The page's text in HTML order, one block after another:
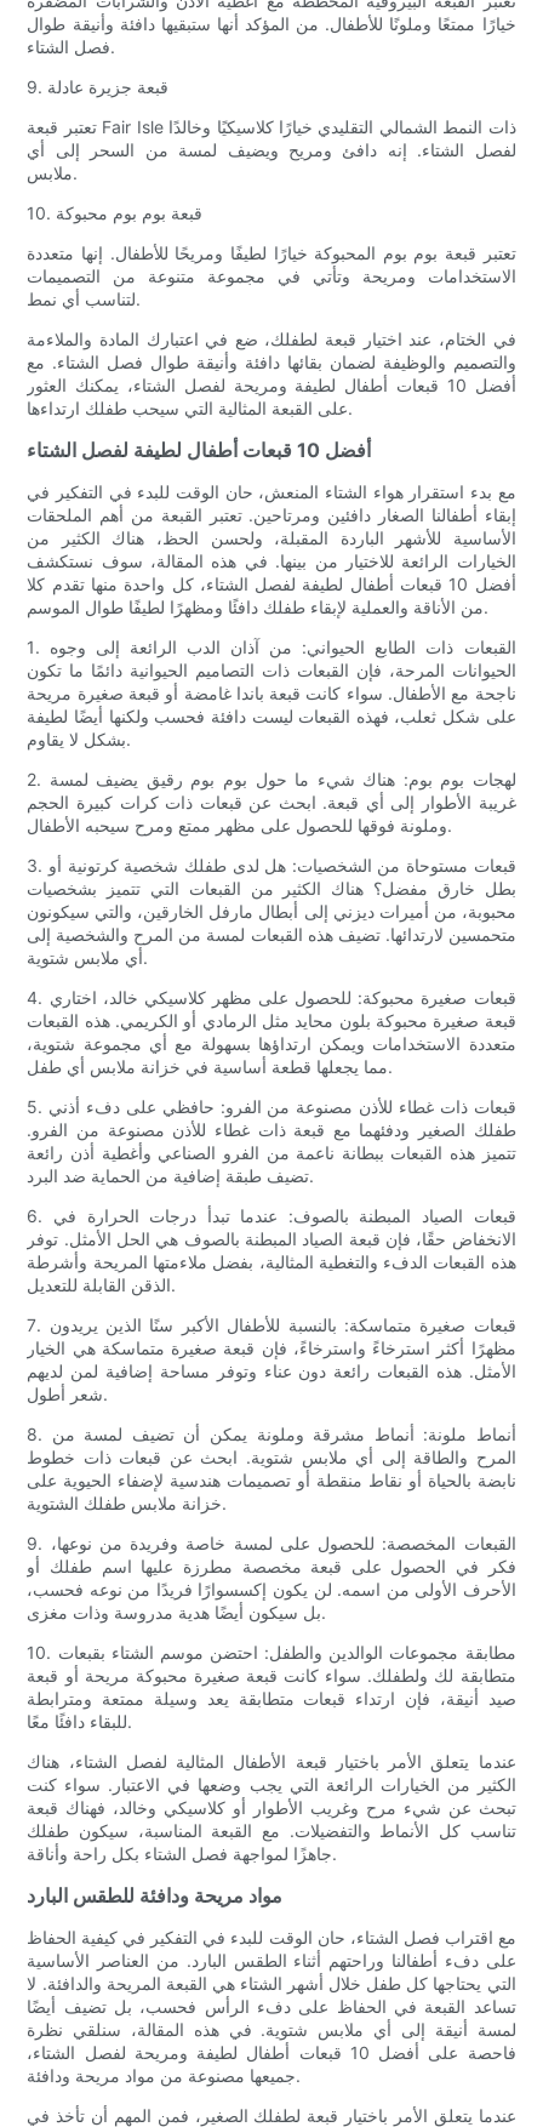
خيارًا ممتعًا وملونًا للأطفال. من المؤكد أنها ستبقيها دافئة وأنيقة طوال
فصل الشتاء.
9. قبعة جزيرة عادلة
تعتبر قبعة Fair Isle ذات النمط الشمالي التقليدي خيارًا كلاسيكيًا وخالدًا
لفصل الشتاء. إنه دافئ ومريح ويضيف لمسة من السحر إلى أي
ملابس.
10. قبعة بوم بوم محبوكة
تعتبر قبعة بوم بوم المحبوكة خيارًا لطيفًا ومريحًا للأطفال. إنها متعددة
الاستخدامات ومريحة وتأتي في مجموعة متنوعة من التصميمات
لتناسب أي نمط.
في الختام، عند اختيار قبعة لطفلك، ضع في اعتبارك المادة والملاءمة
والتصميم والوظيفة لضمان بقائها دافئة وأنيقة طوال فصل الشتاء. مع
أفضل 10 قبعات أطفال لطيفة ومريحة لفصل الشتاء، يمكنك العثور
على القبعة المثالية التي سيحب طفلك ارتداءها.
أفضل 10 قبعات أطفال لطيفة لفصل الشتاء
مع بدء استقرار هواء الشتاء المنعش، حان الوقت للبدء في التفكير في
إبقاء أطفالنا الصغار دافئين ومرتاحين. تعتبر القبعة من أهم الملحقات
الأساسية للأشهر الباردة المقبلة، ولحسن الحظ، هناك الكثير من
الخيارات الرائعة للاختيار من بينها. في هذه المقالة، سوف نستكشف
أفضل 10 قبعات أطفال لطيفة لفصل الشتاء، كل واحدة منها تقدم كلا
من الأناقة والعملية لإبقاء طفلك دافئًا ومظهرًا لطيفًا طوال الموسم.
1. القبعات ذات الطابع الحيواني: من آذان الدب الرائعة إلى وجوه
الحيوانات المرحة، فإن القبعات ذات التصاميم الحيوانية دائمًا ما تكون
ناجحة مع الأطفال. سواء كانت قبعة باندا غامضة أو قبعة صغيرة مريحة
على شكل ثعلب، فهذه القبعات ليست دافئة فحسب ولكنها أيضًا لطيفة
بشكل لا يقاوم.
2. لهجات بوم بوم: هناك شيء ما حول بوم بوم رقيق يضيف لمسة
غريبة الأطوار إلى أي قبعة. ابحث عن قبعات ذات كرات كبيرة الحجم
وملونة فوقها للحصول على مظهر ممتع ومرح سيحبه الأطفال.
3. قبعات مستوحاة من الشخصيات: هل لدى طفلك شخصية كرتونية أو
بطل خارق مفضل؟ هناك الكثير من القبعات التي تتميز بشخصيات
محبوبة، من أميرات ديزني إلى أبطال مارفل الخارقين، والتي سيكونون
متحمسين لارتدائها. تضيف هذه القبعات لمسة من المرح والشخصية إلى
أي ملابس شتوية.
4. قبعات صغيرة محبوكة: للحصول على مظهر كلاسيكي خالد، اختاري
قبعة صغيرة محبوكة بلون محايد مثل الرمادي أو الكريمي. هذه القبعات
متعددة الاستخدامات ويمكن ارتداؤها بسهولة مع أي مجموعة شتوية،
مما يجعلها قطعة أساسية في خزانة ملابس أي طفل.
5. قبعات ذات غطاء للأذن مصنوعة من الفرو: حافظي على دفء أذني
طفلك الصغير ودفئهما مع قبعة ذات غطاء للأذن مصنوعة من الفرو.
تتميز هذه القبعات ببطانة ناعمة من الفرو الصناعي وأغطية أذن رائعة
تضيف طبقة إضافية من الحماية ضد البرد.
6. قبعات الصياد المبطنة بالصوف: عندما تبدأ درجات الحرارة في
الانخفاض حقًا، فإن قبعة الصياد المبطنة بالصوف هي الحل الأمثل. توفر
هذه القبعات الدفء والتغطية المثالية، بفضل ملاءمتها المريحة وأشرطة
الذقن القابلة للتعديل.
7. قبعات صغيرة متماسكة: بالنسبة للأطفال الأكبر سنًا الذين يريدون
مظهرًا أكثر استرخاءً واسترخاءً، فإن قبعة صغيرة متماسكة هي الخيار
الأمثل. هذه القبعات رائعة دون عناء وتوفر مساحة إضافية لمن لديهم
شعر أطول.
8. أنماط ملونة: أنماط مشرقة وملونة يمكن أن تضيف لمسة من
المرح والطاقة إلى أي ملابس شتوية. ابحث عن قبعات ذات خطوط
نابضة بالحياة أو نقاط منقطة أو تصميمات هندسية لإضفاء الحيوية على
خزانة ملابس طفلك الشتوية.
9. القبعات المخصصة: للحصول على لمسة خاصة وفريدة من نوعها،
فكر في الحصول على قبعة مخصصة مطرزة عليها اسم طفلك أو
الأحرف الأولى من اسمه. لن يكون إكسسوارًا فريدًا من نوعه فحسب،
بل سيكون أيضًا هدية مدروسة وذات مغزى.
10. مطابقة مجموعات الوالدين والطفل: احتضن موسم الشتاء بقبعات
متطابقة لك ولطفلك. سواء كانت قبعة صغيرة محبوكة مريحة أو قبعة
صيد أنيقة، فإن ارتداء قبعات متطابقة يعد وسيلة ممتعة ومترابطة
للبقاء دافئًا معًا.
عندما يتعلق الأمر باختيار قبعة الأطفال المثالية لفصل الشتاء، هناك
الكثير من الخيارات الرائعة التي يجب وضعها في الاعتبار. سواء كنت
تبحث عن شيء مرح وغريب الأطوار أو كلاسيكي وخالد، فهناك قبعة
تناسب كل الأنماط والتفضيلات. مع القبعة المناسبة، سيكون طفلك
جاهزًا لمواجهة فصل الشتاء بكل راحة وأناقة.
مواد مريحة ودافئة للطقس البارد
مع اقتراب فصل الشتاء، حان الوقت للبدء في التفكير في كيفية الحفاظ
على دفء أطفالنا وراحتهم أثناء الطقس البارد. من العناصر الأساسية
التي يحتاجها كل طفل خلال أشهر الشتاء هي القبعة المريحة والدافئة. لا
تساعد القبعة في الحفاظ على دفء الرأس فحسب، بل تضيف أيضًا
لمسة أنيقة إلى أي ملابس شتوية. في هذه المقالة، سنلقي نظرة
فاحصة على أفضل 10 قبعات أطفال لطيفة ومريحة لفصل الشتاء،
جميعها مصنوعة من مواد مريحة ودافئة.
عندما يتعلق الأمر باختيار قبعة لطفلك الصغير، فمن المهم أن تأخذ في